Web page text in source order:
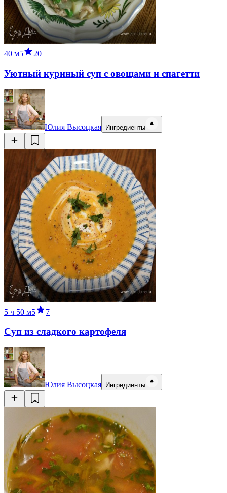
40 м5 20
Уютный куриный суп с овощами и спагетти
Юлия Высоцкая Ингредиенты
5 ч 50 м5 7
Суп из сладкого картофеля
Юлия Высоцкая Ингредиенты